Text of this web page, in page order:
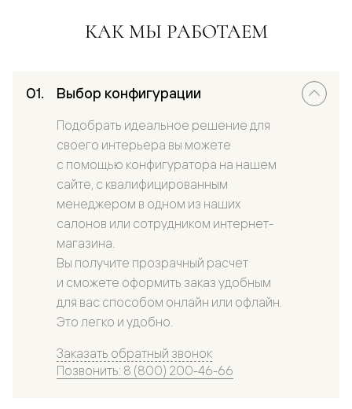
КАК МЫ РАБОТАЕМ
Выбор конфигурации
Подобрать идеальное решение для
своего интерьера вы можете
с помощью конфигуратора на нашем
сайте, с квалифицированным
менеджером в одном из наших
салонов или сотрудником интернет-
магазина.
Вы получите прозрачный расчет
и сможете оформить заказ удобным
для вас способом онлайн или офлайн.
Это легко и удобно.
Заказать обратный звонок
Позвонить: 8 (800) 200-46-66